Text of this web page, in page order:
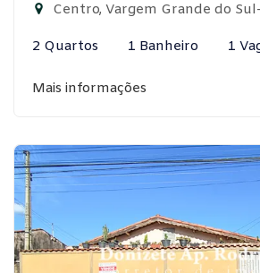
Centro, Vargem Grande do
2 Quartos 1 Banheiro 1
Mais informações